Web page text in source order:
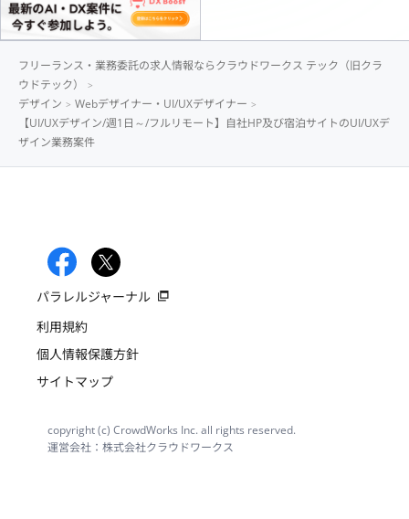
フリーランス・業務委託の求人情報ならクラウドワークス テック（旧クラ
ウドテック）
デザイン
Webデザイナー・UI/UXデザイナー
【UI/UXデザイン/週1日～/フルリモート】自社HP及び宿泊サイトのUI/UXデ
ザイン業務案件
パラレルジャーナル
利用規約
個人情報保護方針
サイトマップ
copyright (c) CrowdWorks Inc. all rights reserved.
運営会社：株式会社クラウドワークス